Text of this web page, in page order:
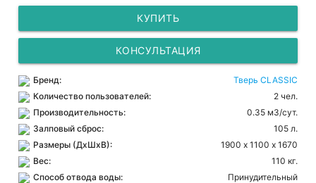
КУПИТЬ
КОНСУЛЬТАЦИЯ
Бренд:
Тверь CLASSIC
Количество пользователей:
2 чел.
Производительность:
0.35 м3/сут.
Залповый сброс:
105 л.
Размеры (ДхШхВ):
1900 х 1100 х 1670
Вес:
110 кг.
Способ отвода воды:
Принудительный